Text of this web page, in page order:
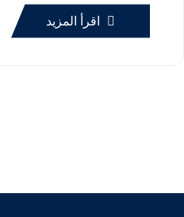
اقرأ المزيد